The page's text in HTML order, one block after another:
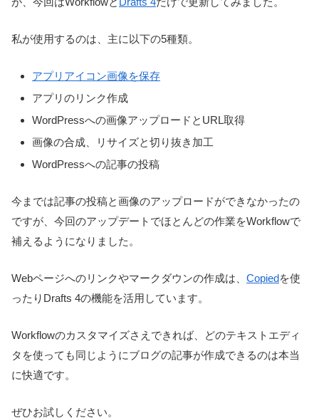
私が使用するのは、主に以下の5種類。
アプリアイコン画像を保存
アプリのリンク作成
WordPressへの画像アップロードとURL取得
画像の合成、リサイズと切り抜き加工
WordPressへの記事の投稿
今までは記事の投稿と画像のアップロードができなかったの
ですが、今回のアップデートでほとんどの作業をWorkflowで
補えるようになりました。
Webページへのリンクやマークダウンの作成は、 Copiedを使
ったりDrafts 4の機能を活用しています。
Workflowのカスタマイズさえできれば、どのテキストエディ
タを使っても同じようにブログの記事が作成できるのは本当
に快適です。
ぜひお試しください。